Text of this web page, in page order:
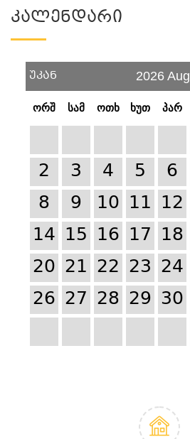
Კალენდარი
უკან 2026 Aug
ორშ სამ ოთხ ხუთ პარ
2
3 4 5 6
8
9 10 11 12
14 15 16 17 18
20 21 22 23 24
26 27 28 29 30